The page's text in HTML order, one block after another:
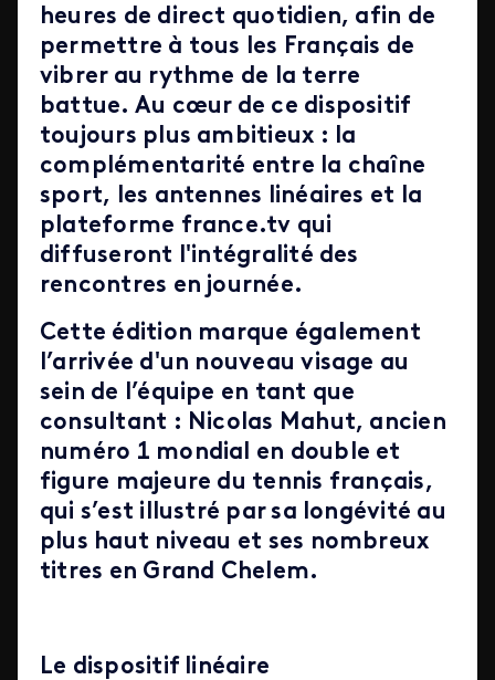
heures de direct quotidien, afin de
permettre à tous les Français de
vibrer au rythme de la terre
battue. Au cœur de ce dispositif
toujours plus ambitieux : la
complémentarité entre la chaîne
sport, les antennes linéaires et la
plateforme france.tv qui
diffuseront l'intégralité des
rencontres en journée.
Cette édition marque également
l’arrivée d'un nouveau visage au
sein de l’équipe en tant que
consultant : Nicolas Mahut, ancien
numéro 1 mondial en double et
figure majeure du tennis français,
qui s’est illustré par sa longévité au
plus haut niveau et ses nombreux
titres en Grand Chelem.
Le dispositif linéaire